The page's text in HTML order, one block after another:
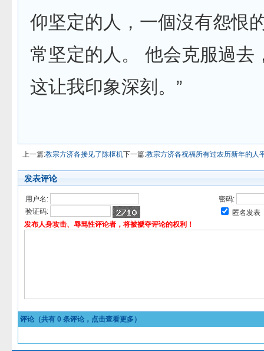
仰坚定的人，一個沒有怨恨
常坚定的人。 他会克服過去
这让我印象深刻。”
上一篇:教宗方济各接见了陈枢机下一篇:教宗方济各祝福所有过农历新年的人
发表评论
用户名:
密码:
验证码:
匿名发表
发布人身攻击、辱骂性评论者，将被褫夺评论的权利！
评论（共有 0 条评论，点击查看更多）